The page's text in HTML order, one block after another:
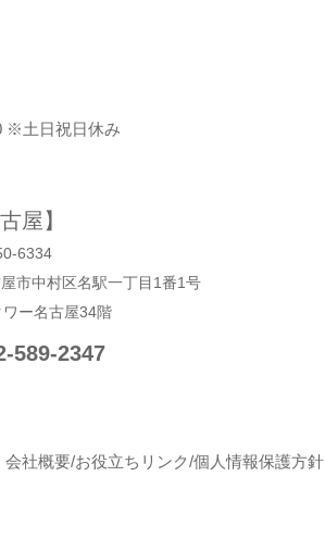
※土日祝日休み
屋】
6334
市中村区名駅一丁目1番1号
ワー名古屋34階
589-2347
会社概要/お役立ちリンク/個人情報保護方針